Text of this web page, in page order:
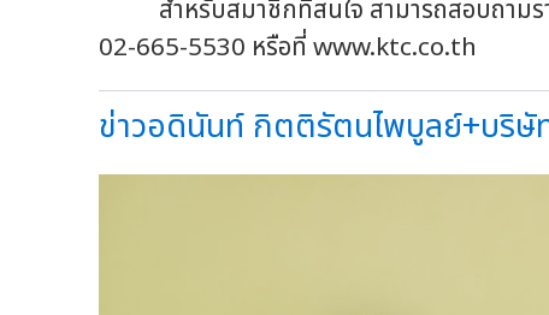
สำหรับสมาชิกที่สนใจ สามารถสอบถามรา
02-665-5530 หรือที่ www.ktc.co.th
ข่าวอดินันท์ กิตติรัตนไพบูลย์+บริษั